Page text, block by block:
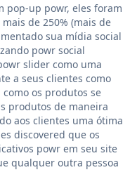
pop-up powr, eles foram
de 250% (mais de
sua mídia social
powr social
slider como uma
a seus clientes como
os produtos se
produtos de maneira
aos clientes uma ótima
discovered que os
powr em seu site
qualquer outra pessoa